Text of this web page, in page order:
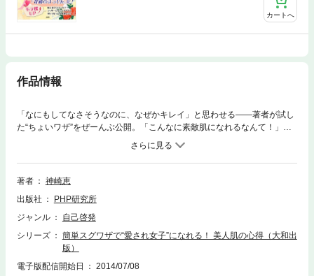
カートへ
作品情報
「なにもしてなさそうなのに、なぜかキレイ」と思わせる――著者が試し
た“ちょいワザ”をぜーんぶ公開。「こんなに素敵肌になれるなんて！」を
作る本。神崎恵１９７５年生まれ。 ビューティ・ライフスタイリストであ
り、1３歳と９歳の息子を持つ母。何気ない日常から特別な瞬間まであら
ゆる場面での女性の美しさを叶える応援をしている。ひとりひとりに合わ
せたメイクやライフスタイルを提案する アトリエ「mnuit」を主宰しなが
盛り上げるアイテムのプロデュースやビューティ講座、イベントなどを行
っている。また、自らあらゆるものを試し、ほんとうにいいと実感できる
書に、『読むだけで思わず二度見される美人になれる』『会うたびに「あ
れっ、また可愛くなった?」と言わせる』（中経出版）ほか。
著者
神崎恵
出版社
PHP研究所
ジャンル
自己啓発
シリーズ
簡単スグワザで“愛され女子”になれる！ 美人肌の心得（大和出
版）
電子版配信開始日
2014/07/08